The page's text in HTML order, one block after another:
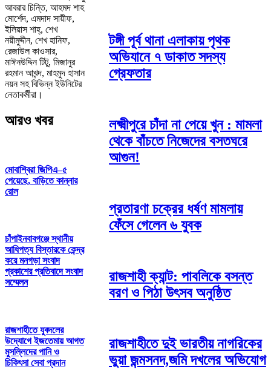
আবরার চিন্তি, আহমদ শাহ
মোর্শেদ, এমদাদ সায়ীফ,
ইলিয়াস শাহ্, শেখ
নয়ীমুদ্দীন, শেখ হানিফ,
রেজাউল কাওসার,
মাঈনউদ্দিন টিটু, মিজানুর
রহমান আখন্দ, মাহমুদ হাসান
নয়ন সহ বিভিন্ন ইউনিটের
নেতাকর্মীরা।
আরও খবর
মোবাশ্বিরা জিপিএ–৫
পেয়েছে, বাড়িতে কান্নার
রোল
চাঁপাইনবাবগঞ্জে স্থানীয়
আধিপত্য বিস্তারকে কেন্দ্র
করে মনগড়া সংবাদ
প্রকাশের প্রতিবাদে সংবাদ
সম্মেলন
রাজশাহীতে যুবদলের
উদ্যোগে ইজতেমায় আগত
মুসল্লিদের পানি ও
চিকিৎসা সেবা প্রদান
টঙ্গী পূর্ব থানা এলাকায় পৃথক
অভিযানে ৭ ডাকাত সদস্য
গ্রেফতার
লক্ষ্মীপুরে চাঁদা না পেয়ে খুন : মামলা
থেকে বাঁচতে নিজেদের বসতঘরে
আগুন!
প্রতারণা চক্রের ধর্ষণ মামলায়
ফেঁসে গেলেন ৬ যুবক
রাজশাহী ক্যান্ট: পাবলিকে বসন্ত
বরণ ও পিঠা উৎসব অনুষ্ঠিত
রাজশাহীতে দুই ভারতীয় নাগরিকের
ভুয়া জন্মসনদ,জমি দখলের অভিযোগ